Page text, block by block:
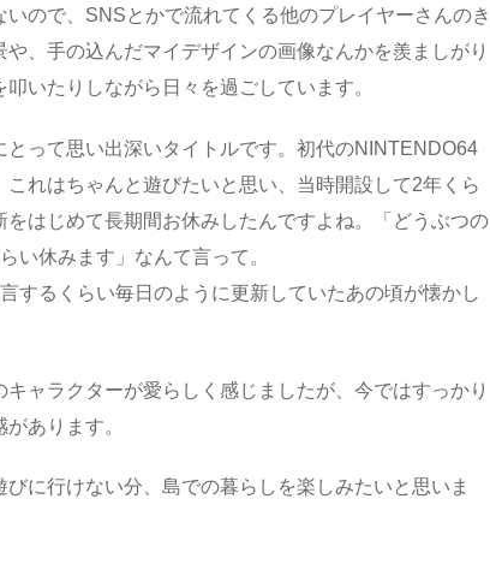
ので、SNSとかで流れてくる他のプレイヤーさんのき
、手の込んだマイデザインの画像なんかを羨ましがり
いたりしながら日々を過ごしています。
とって思い出深いタイトルです。初代のNINTENDO64
れはちゃんと遊びたいと思い、当時開設して2年くら
をはじめて長期間お休みしたんですよね。「どうぶつの
い休みます」なんて言って。
するくらい毎日のように更新していたあの頃が懐かし
ャラクターが愛らしく感じましたが、今ではすっかり
あります。
びに行けない分、島での暮らしを楽しみたいと思いま